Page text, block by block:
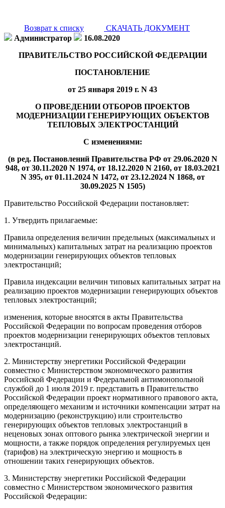
Возврат к списку
СКАЧАТЬ ДОКУМЕНТ
Администратор
16.08.2020
ПРАВИТЕЛЬСТВО РОССИЙСКОЙ ФЕДЕРАЦИИ
ПОСТАНОВЛЕНИЕ
от 25 января 2019 г. N 43
О ПРОВЕДЕНИИ ОТБОРОВ ПРОЕКТОВ
МОДЕРНИЗАЦИИ ГЕНЕРИРУЮЩИХ ОБЪЕКТОВ
ТЕПЛОВЫХ ЭЛЕКТРОСТАНЦИЙ
С изменениями:
(в ред. Постановлений Правительства РФ от 29.06.2020 N
948, от 30.11.2020 N 1974, от 18.12.2020 N 2160, от 18.03.2021
N 395, от 01.11.2024 N 1472, от 23.12.2024 N 1868, от
30.09.2025 N 1505)
Правительство Российской Федерации постановляет:
1. Утвердить прилагаемые:
Правила определения величин предельных (максимальных и
минимальных) капитальных затрат на реализацию проектов
модернизации генерирующих объектов тепловых
электростанций;
Правила индексации величин типовых капитальных затрат на
реализацию проектов модернизации генерирующих объектов
тепловых электростанций;
изменения, которые вносятся в акты Правительства
Российской Федерации по вопросам проведения отборов
проектов модернизации генерирующих объектов тепловых
электростанций.
2. Министерству энергетики Российской Федерации
совместно с Министерством экономического развития
Российской Федерации и Федеральной антимонопольной
службой до 1 июля 2019 г. представить в Правительство
Российской Федерации проект нормативного правового акта,
определяющего механизм и источники компенсации затрат на
модернизацию (реконструкцию) или строительство
генерирующих объектов тепловых электростанций в
неценовых зонах оптового рынка электрической энергии и
мощности, а также порядок определения регулируемых цен
(тарифов) на электрическую энергию и мощность в
отношении таких генерирующих объектов.
3. Министерству энергетики Российской Федерации
совместно с Министерством экономического развития
Российской Федерации: